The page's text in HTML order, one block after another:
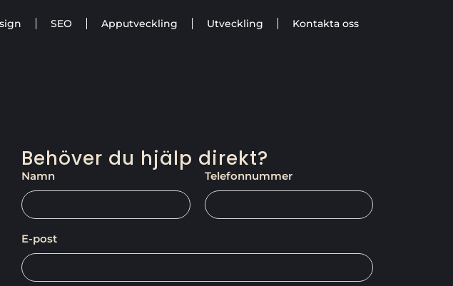
SEO Apputveckling Utveckling Kontakta oss
Behöver du hjälp direkt?
Namn Telefonnummer
E-post